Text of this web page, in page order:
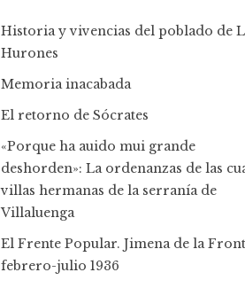
Historia y vivencias del poblado de
Hurones
Memoria inacabada
El retorno de Sócrates
«Porque ha auido mui grande
deshorden»: La ordenanzas de las
villas hermanas de la serranía de
Villaluenga
El Frente Popular. Jimena de la
febrero-julio 1936